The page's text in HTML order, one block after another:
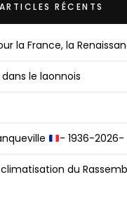
ARTICLES RÉCENTS
la France, la
le laonnois
- 1936-2026-
du